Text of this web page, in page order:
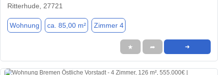
Ritterhude, 27721
Wohnung ca. 85,00 m² Zimmer 4
★ ➦ ➜